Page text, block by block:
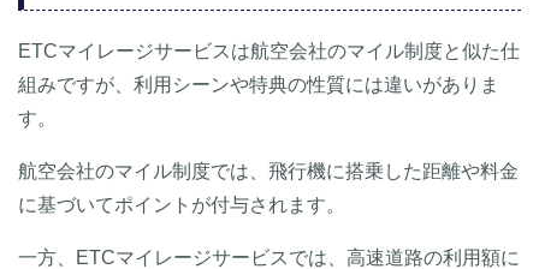
ETCマイレージサービスは航空会社のマイル制度と似た仕
組みですが、利用シーンや特典の性質には違いがありま
す。
航空会社のマイル制度では、飛行機に搭乗した距離や料金
に基づいてポイントが付与されます。
一方、ETCマイレージサービスでは、高速道路の利用額に